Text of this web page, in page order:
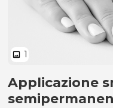
image 1
Applicazione